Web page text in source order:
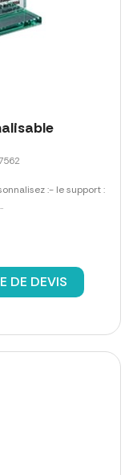
:- le support :
DE DEVIS